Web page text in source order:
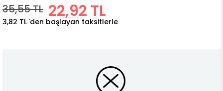
35,55 TL 22,92 TL
3,82 TL 'den başlayan taksitlerle